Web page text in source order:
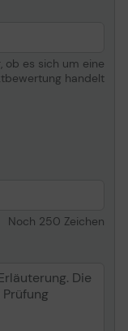
ob es sich um eine
handelt
Noch 250 Zeichen